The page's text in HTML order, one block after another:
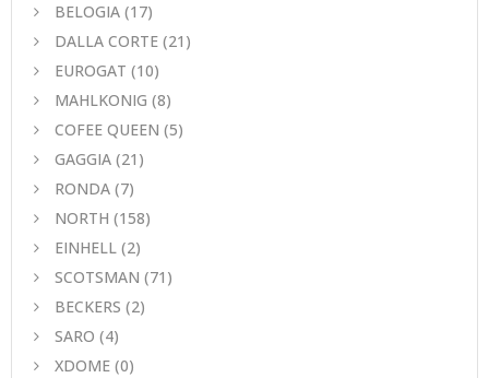
BELOGIA (17)
DALLA CORTE (21)
EUROGAT (10)
MAHLKONIG (8)
COFEE QUEEN (5)
GAGGIA (21)
RONDA (7)
NORTH (158)
EINHELL (2)
SCOTSMAN (71)
BECKERS (2)
SARO (4)
XDOME (0)